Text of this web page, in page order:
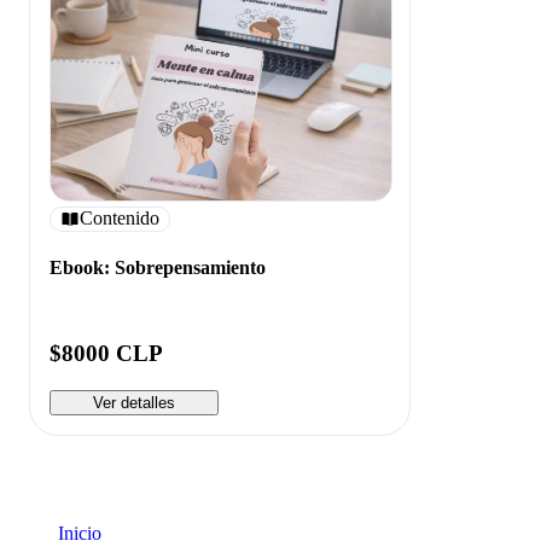
Contenido
Ebook: Sobrepensamiento
$8000 CLP
Ver detalles
Inicio